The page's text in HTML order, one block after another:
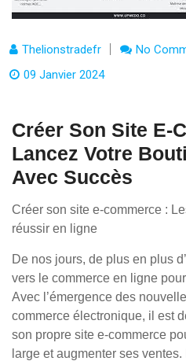
Thelionstradefr
No
09 Janvier 2024
Créer Son Site E-
Lancez Votre
Avec Succès
Créer son site e-commerce :
réussir en ligne
De nos jours, de plus en plus
vers le commerce en ligne
Avec l’émergence des
commerce électronique, il est
son propre site e-commerce
large et augmenter ses